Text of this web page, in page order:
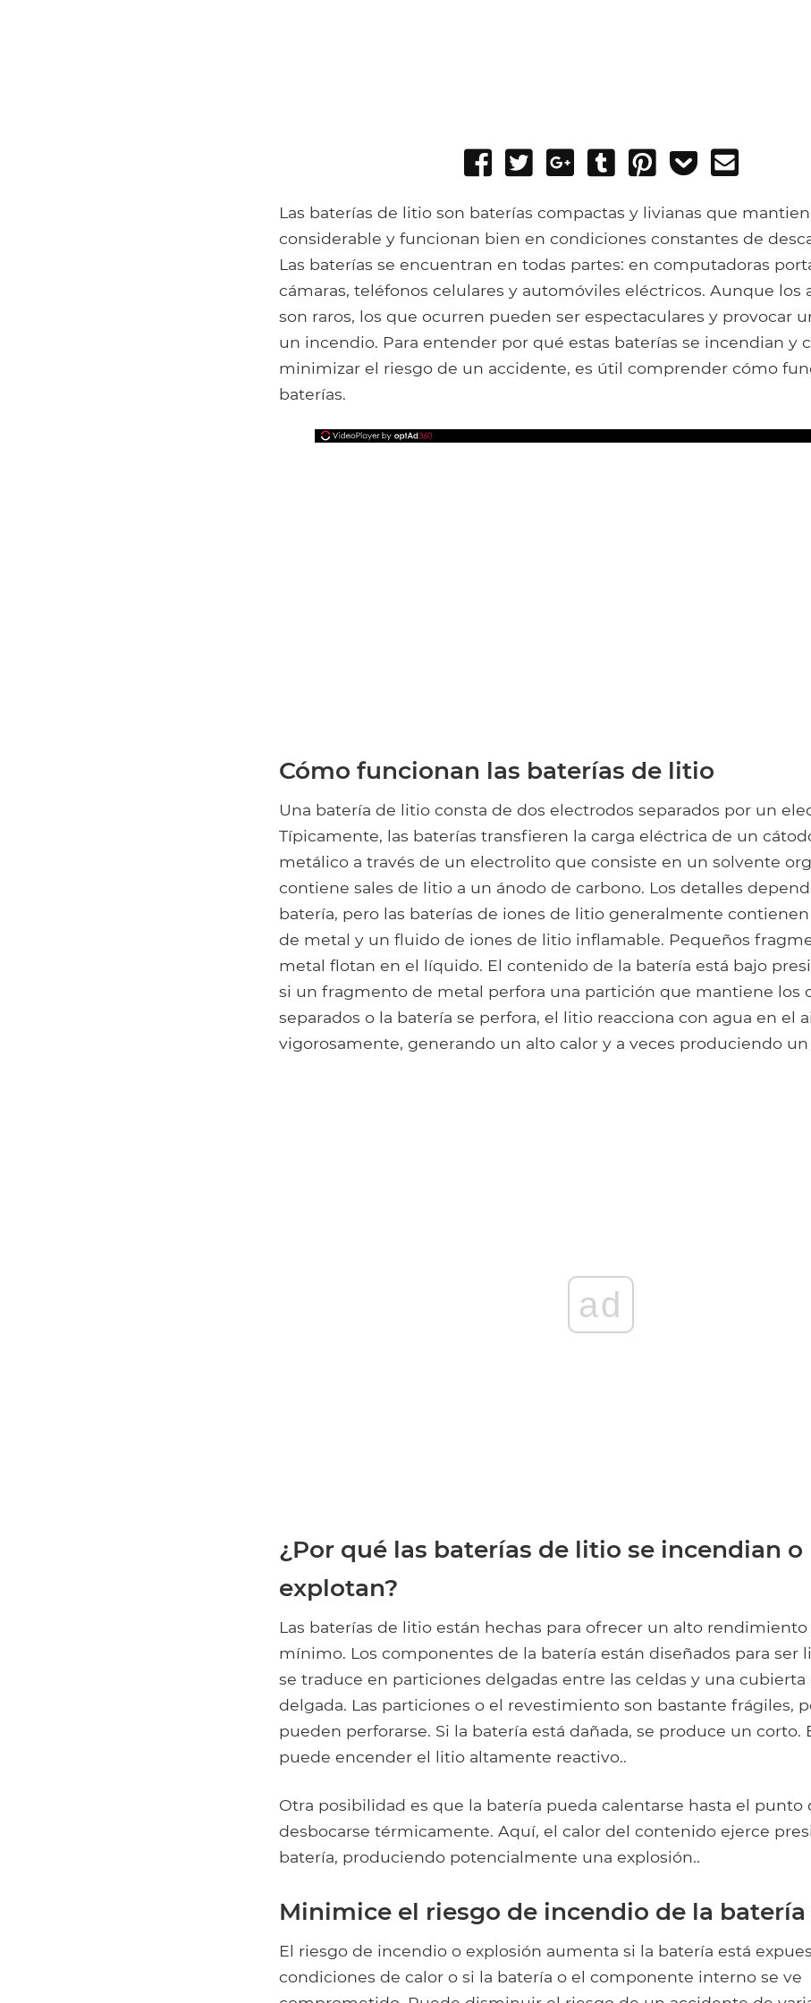
Share
Facebook
Tweet
Share
Google+
Post
Tumblr
Pin
Add
Pocket
Las baterías de litio son baterías compactas y livianas que
considerable y funcionan bien en condiciones constantes de
Las baterías se encuentran en todas partes: en computadoras
cámaras, teléfonos celulares y automóviles eléctricos. Aunque los
son raros, los que ocurren pueden ser espectaculares y provocar
un incendio. Para entender por qué estas baterías se incendian y
minimizar el riesgo de un accidente, es útil comprender cómo
baterías.
Cómo funcionan las baterías de litio
Una batería de litio consta de dos electrodos separados por un
Típicamente, las baterías transfieren la carga eléctrica de un
metálico a través de un electrolito que consiste en un solvente
contiene sales de litio a un ánodo de carbono. Los detalles
batería, pero las baterías de iones de litio generalmente
de metal y un fluido de iones de litio inflamable. Pequeños
metal flotan en el líquido. El contenido de la batería está bajo
si un fragmento de metal perfora una partición que mantiene los
separados o la batería se perfora, el litio reacciona con agua en el
vigorosamente, generando un alto calor y a veces produciendo
ad
¿Por qué las baterías de litio se incendian o
explotan?
Las baterías de litio están hechas para ofrecer un alto
mínimo. Los componentes de la batería están diseñados para ser
se traduce en particiones delgadas entre las celdas y una cubierta
delgada. Las particiones o el revestimiento son bastante frágiles,
pueden perforarse. Si la batería está dañada, se produce un corto.
puede encender el litio altamente reactivo..
Otra posibilidad es que la batería pueda calentarse hasta el punto
desbocarse térmicamente. Aquí, el calor del contenido ejerce
batería, produciendo potencialmente una explosión..
Minimice el riesgo de incendio de la
El riesgo de incendio o explosión aumenta si la batería está
condiciones de calor o si la batería o el componente interno se ve